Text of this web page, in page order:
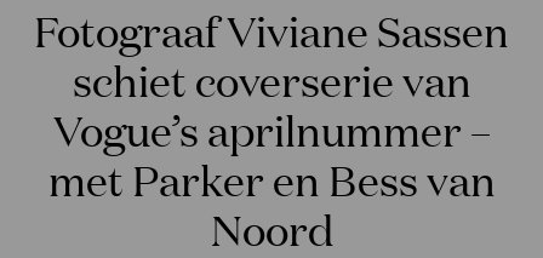
Fotograaf Viviane Sassen
schiet coverserie van
Vogue’s aprilnummer –
met Parker en Bess van
Noord